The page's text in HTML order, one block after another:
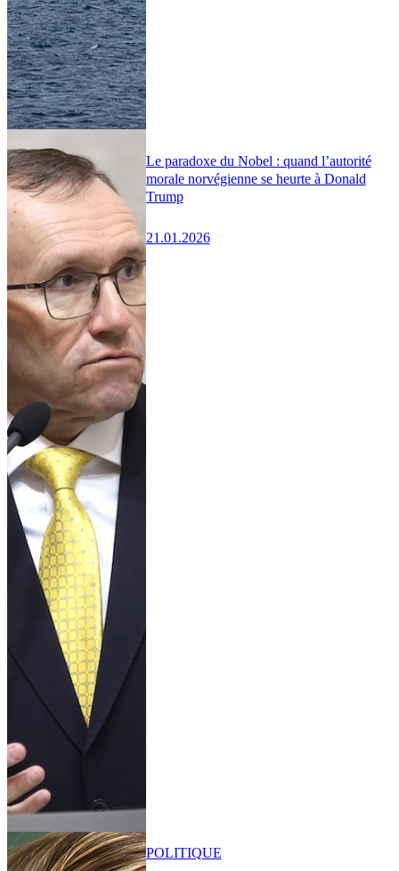
Le paradoxe du Nobel : quand l’autorité
morale norvégienne se heurte à Donald
Trump
21.01.2026
POLITIQUE